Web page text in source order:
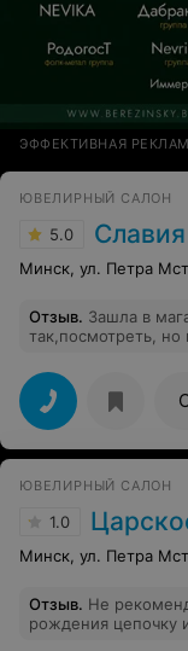
ЭФФЕКТИВНАЯ
ЮВЕЛИРНЫЙ САЛОН
5.0 Славия
Минск, ул. Петра
Отзыв. Зашла в
так,посмотреть, но продавец с запоминающимся
себя побаловать
.(Но серьги в
шикарными)
ЮВЕЛИРНЫЙ САЛОН
1.0
Минск, ул. Петра
Отзыв. Не
рождения цепочку